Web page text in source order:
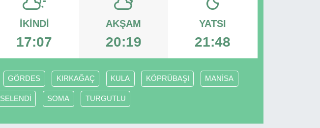
İKINDI
17:07
AKŞAM
20:19
YATSI
21:48
GÖRDES KIRKAĞAÇ KULA KÖPRÜBAŞI MANİSA
SELENDİ SOMA TURGUTLU